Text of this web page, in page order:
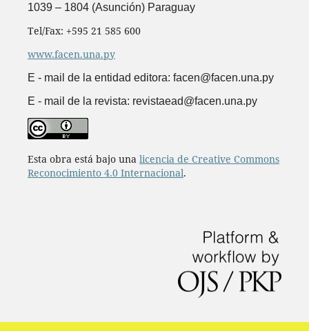
1039 – 1804 (Asunción) Paraguay
Tel/Fax: +595 21 585 600
www.facen.una.py
E - mail de la entidad editora: facen@facen.una.py
E - mail de la revista: revistaead@facen.una.py
Esta obra está bajo una licencia de Creative Commons
Reconocimiento 4.0 Internacional.